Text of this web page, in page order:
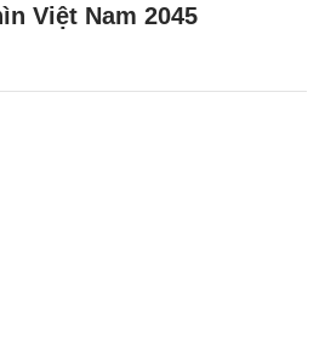
Việt Nam 2045